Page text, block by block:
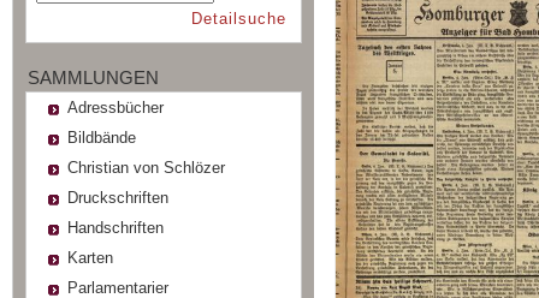
Detailsuche
SAMMLUNGEN
Adressbücher
Bildbände
Christian von Schlözer
Druckschriften
Handschriften
Karten
Parlamentarier